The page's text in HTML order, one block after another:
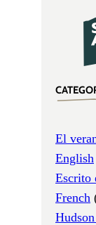
El
English
Escrito
French